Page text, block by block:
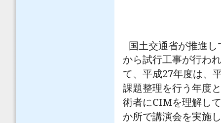
国土交通省が推進し
から試行工事が行わ
て、平成27年度は、
課題整理を行う年度
術者にCIMを理解し
か所で講演会を実施